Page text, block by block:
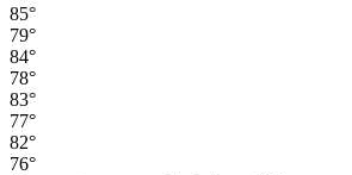
85°
79°
84°
78°
83°
77°
82°
76°